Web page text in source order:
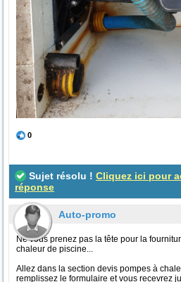
0
Sujet résolu ! Cliquez ici pour
réponse
Auto-promo
Ne vous prenez pas la tête pour la
chaleur de piscine...
Allez dans la section devis pompes à
remplissez le formulaire et vous recevrez